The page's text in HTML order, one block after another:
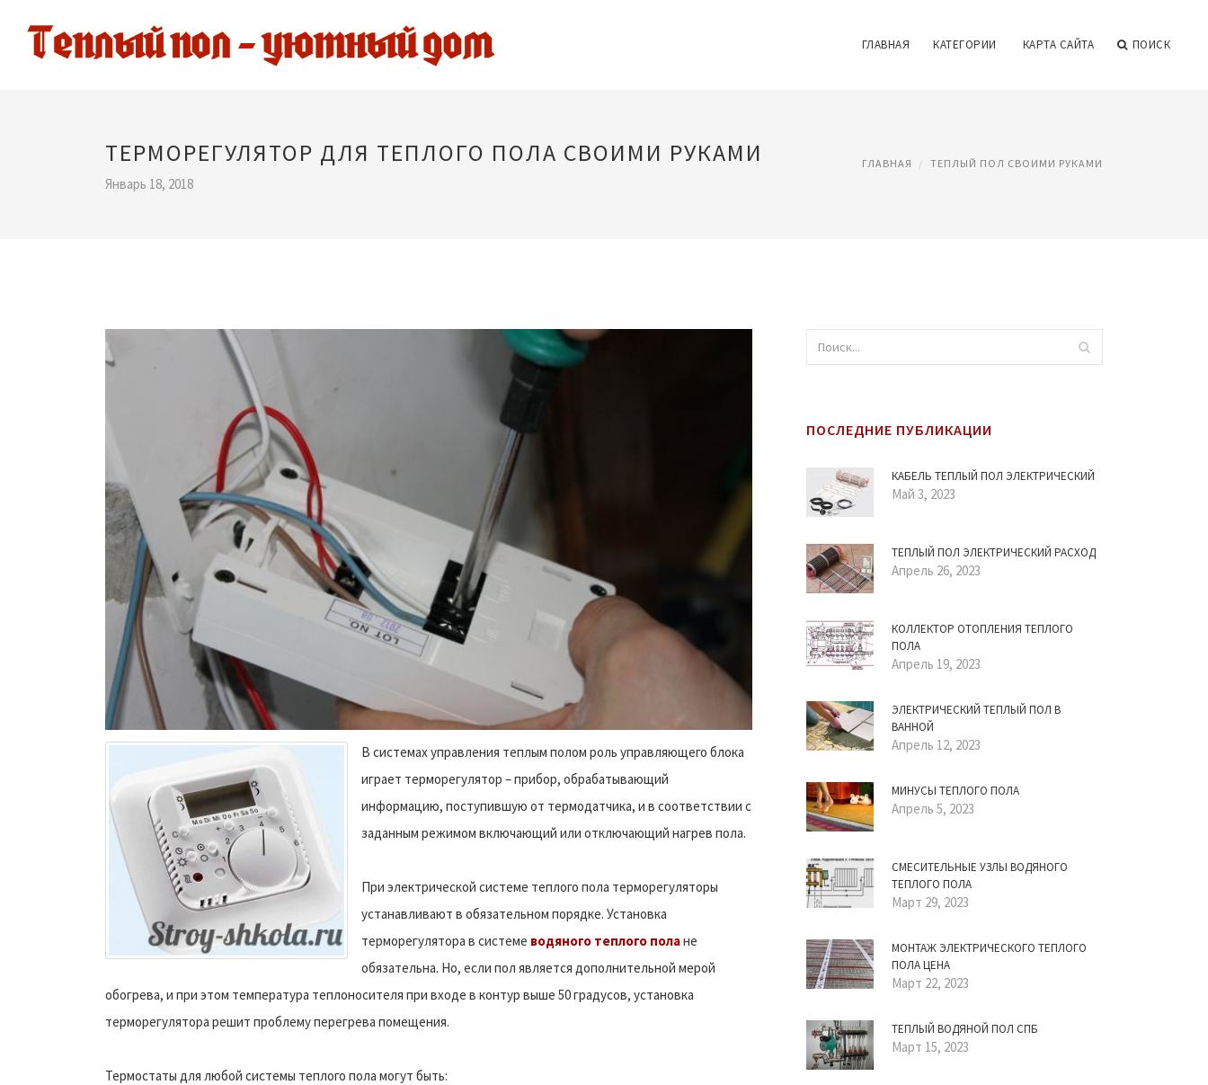
ГЛАВНАЯ КАТЕГОРИИ КАРТА САЙТА ПОИСК
ТЕРМОРЕГУЛЯТОР ДЛЯ ТЕПЛОГО ПОЛА СВОИМИ РУКАМИ
Январь 18, 2018
ГЛАВНАЯ ТЕПЛЫЙ ПОЛ СВОИМИ РУКАМИ
В системах управления теплым полом роль управляющего блока
играет терморегулятор – прибор, обрабатывающий
информацию, поступившую от термодатчика, и в соответствии с
заданным режимом включающий или отключающий нагрев пола.
При электрической системе теплого пола терморегуляторы
устанавливают в обязательном порядке. Установка
терморегулятора в системе водяного теплого полане
обязательна. Но, если пол является дополнительной мерой
обогрева, и при этом температура теплоносителя при входе в контур выше 50 градусов, установка
терморегулятора решит проблему перегрева помещения.
Термостаты для любой системы теплого пола могут быть:
ПОСЛЕДНИЕ ПУБЛИКАЦИИ
КАБЕЛЬ ТЕПЛЫЙ ПОЛ ЭЛЕКТРИЧЕСКИЙ
Май 3, 2023
ТЕПЛЫЙ ПОЛ ЭЛЕКТРИЧЕСКИЙ РАСХОД
Апрель 26, 2023
КОЛЛЕКТОР ОТОПЛЕНИЯ ТЕПЛОГО
ПОЛА
Апрель 19, 2023
ЭЛЕКТРИЧЕСКИЙ ТЕПЛЫЙ ПОЛ В
ВАННОЙ
Апрель 12, 2023
МИНУСЫ ТЕПЛОГО ПОЛА
Апрель 5, 2023
СМЕСИТЕЛЬНЫЕ УЗЛЫ ВОДЯНОГО
ТЕПЛОГО ПОЛА
Март 29, 2023
МОНТАЖ ЭЛЕКТРИЧЕСКОГО ТЕПЛОГО
ПОЛА ЦЕНА
Март 22, 2023
ТЕПЛЫЙ ВОДЯНОЙ ПОЛ СПБ
Март 15, 2023